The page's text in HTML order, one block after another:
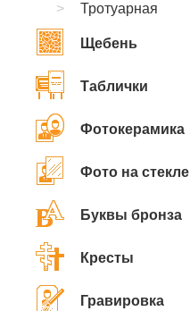
Тротуарная
Щебень
Таблички
Фотокерамика
Фото на стекле
Буквы бронза
Кресты
Гравировка